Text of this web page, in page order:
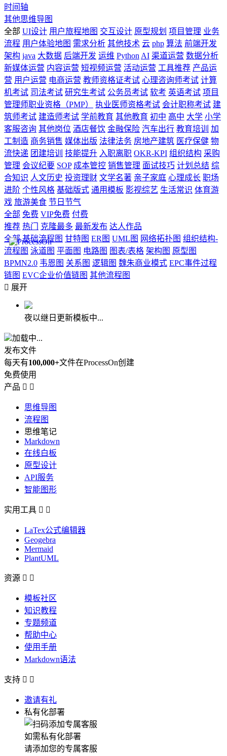
时间轴
其他思维导图
全部 UI设计 用户旅程地图 交互设计 原型规划 项目管理 业务
流程 用户体验地图 需求分析 其他技术 云 php 算法 前端开发
架构 java 大数据 后端开发 运维 Python AI 渠道运营 数据分析
新媒体运营 内容运营 短视频运营 活动运营 工具推荐 产品运
营 用户运营 电商运营 教师资格证考试 心理咨询师考试 计算
机考试 司法考试 研究生考试 公务员考试 软考 英语考试 项目
管理师职业资格（PMP）
执业医师资格考试 会计职称考试 建
筑师考试 建造师考试 学前教育 其他教育 初中 高中 大学 小学
客服咨询 其他岗位 酒店餐饮 金融保险 汽车出行 教育培训
加
工制造 商务销售 媒体出版 法律法务 房地产建筑 医疗保健 物
流快递 团建培训 技能提升 入职离职 OKR-KPI 组织结构 采购
管理 会议纪要 SOP 成本管控 销售管理 面试技巧 计划总结 综
合知识 人文历史 投资理财 文学名著 亲子家庭 心理成长 职场
进阶 个性风格 基础版式 通用模板 影视综艺 生活常识 体育游
戏 旅游美食 节日节气
全部 免费 VIP免费 付费
推荐 热门 克隆最多 最新发布 达人作品
全部 基础流程图 甘特图 ER图 UML图 网络拓扑图 组织结构-
流程图 泳道图 平面图 电路图 图表/表格 架构图 原型图
BPMN2.0 韦恩图 关系图 逻辑图 魏朱商业模式 EPC事件过程
链图 EVC企业价值链图 其他流程图
 展开
夜以继日更新模板中...
加载中...
发布文件
每天有100,000+文件在ProcessOn创建
免费使用
产品  
思维导图
流程图
思维笔记
Markdown
在线白板
原型设计
API服务
智能图形
实用工具  
LaTex公式编辑器
Geogebra
Mermaid
PlantUML
资源  
模板社区
知识教程
专题频道
帮助中心
使用手册
Markdown语法
支持  
邀请有礼
私有化部署
如需私有化部署
请添加您的专属客服